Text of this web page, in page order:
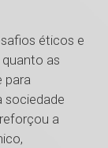
éticos e
as
para
sociedade
a